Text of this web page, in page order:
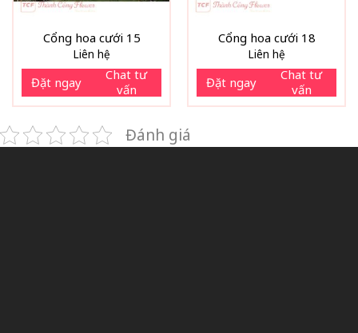
Cổng hoa cưới 15
Liên hệ
Đặt ngay
Chat tư
vấn
Cổng hoa cưới 18
Liên hệ
Đặt ngay
Chat tư
vấn
Đánh giá